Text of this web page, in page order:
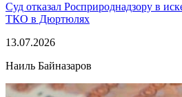
Суд отказал Росприроднадзору в
ТКО в Дюртюлях
13.07.2026
Наиль Байназаров